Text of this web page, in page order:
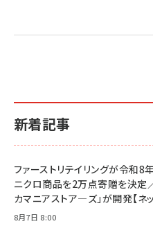
新着記事
ファーストリテイリングが令和
ニクロ商品を2万点寄贈を決定
カマニアストア―ズ」が開発【ネ
8月7日 8:00